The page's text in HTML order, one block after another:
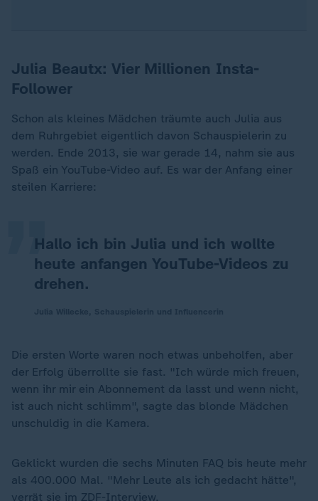
Julia Beautx: Vier Millionen Insta-
Follower
Schon als kleines Mädchen träumte auch Julia aus
dem Ruhrgebiet eigentlich davon Schauspielerin zu
werden. Ende 2013, sie war gerade 14, nahm sie aus
Spaß ein YouTube-Video auf. Es war der Anfang einer
steilen Karriere:
Hallo ich bin Julia und ich wollte
heute anfangen YouTube-Videos zu
drehen.
„
Die ersten Worte waren noch etwas unbeholfen, aber
der Erfolg überrollte sie fast. "Ich würde mich freuen,
wenn ihr mir ein Abonnement da lasst und wenn nicht,
ist auch nicht schlimm", sagte das blonde Mädchen
unschuldig in die Kamera.
Geklickt wurden die sechs Minuten FAQ bis heute mehr
als 400.000 Mal. "Mehr Leute als ich gedacht hätte",
verrät sie im ZDF-Interview.